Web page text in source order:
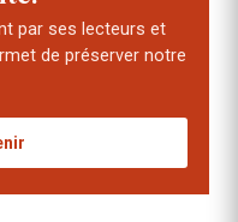
par ses lecteurs et
de préserver notre